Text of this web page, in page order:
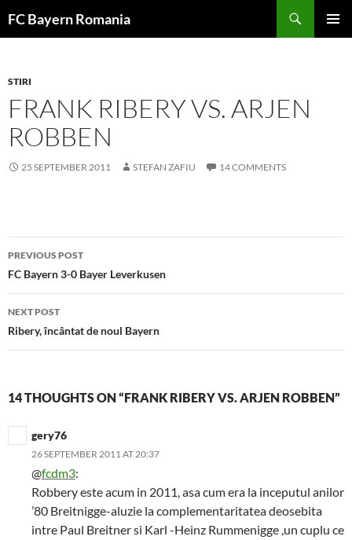
toFC Bayern Romania
STIRI
FRANK RIBERY VS. ARJEN
ROBBEN
25 SEPTEMBER 2011 STEFAN ZAFIU 14 COMMENTS
Post
navigation
PREVIOUS POST
FC Bayern 3-0 Bayer Leverkusen
NEXT POST
Ribery, încântat de noul Bayern
14 THOUGHTS ON “FRANK RIBERY VS. ARJEN ROBBEN”
gery76
26 SEPTEMBER 2011 AT 20:37
@fcdm3:
Robbery este acum in 2011, asa cum era la inceputul anilor
’80 Breitnigge-aluzie la complementaritatea deosebita
intre Paul Breitner si Karl -Heinz Rummenigge ,un cuplu ce